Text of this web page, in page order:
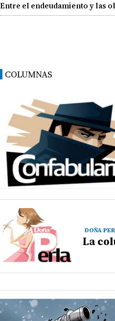
Entre el endeudamiento y las
COLUMNAS
DOÑA
La